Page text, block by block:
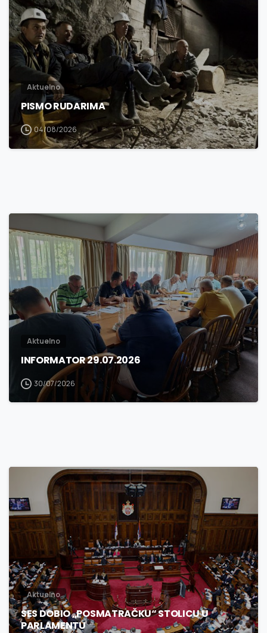
Aktuelno
PISMO RUDARIMA
04/08/2026
30
Aktuelno
INFORMATOR 29.07.2026
30/07/2026
Aktuelno
SES DOBIO „POSMATRAČKU“ STOLICU U
PARLAMENTU